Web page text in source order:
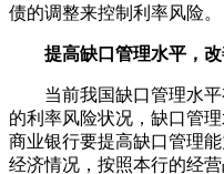
债的调整来控制利率风险。
提高缺口管理水平，改
当前我国缺口管理水平
的利率风险状况，缺口管
商业银行要提高缺口管理
经济情况，按照本行的经